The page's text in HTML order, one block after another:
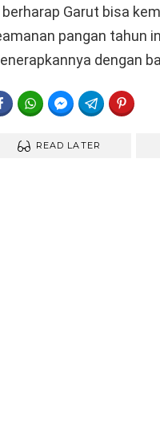
berharap Garut bisa
pangan tahun
dengan
FACEBOOKWHATSAPPFACEBOOK
READ LATER